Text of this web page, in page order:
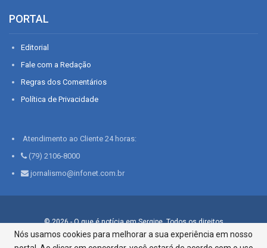
PORTAL
Editorial
Fale com a Redação
Regras dos Comentários
Política de Privacidade
Atendimento ao Cliente 24 horas:
(79) 2106-8000
jornalismo@infonet.com.br
© 2026 - O que é notícia em Sergipe. Todos os direitos
reservados.
Nós usamos cookies para melhorar a sua experiência em nosso